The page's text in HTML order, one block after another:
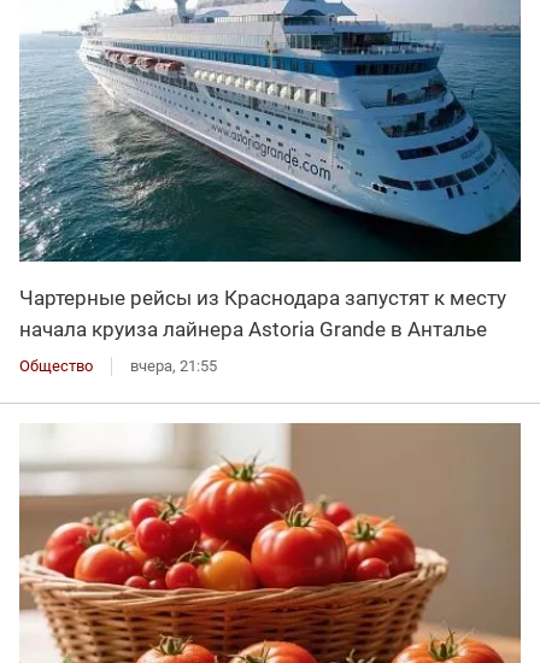
Чартерные рейсы из Краснодара запустят к месту
начала круиза лайнера Astoria Grande в Анталье
Общество вчера, 21:55